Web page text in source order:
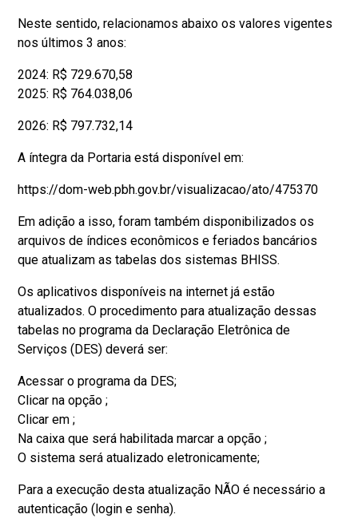
Neste sentido, relacionamos abaixo os valores vigentes
nos últimos 3 anos:
2024: R$ 729.670,58
2025: R$ 764.038,06
2026: R$ 797.732,14
A íntegra da Portaria está disponível em:
https://dom-web.pbh.gov.br/visualizacao/ato/475370
Em adição a isso, foram também disponibilizados os
arquivos de índices econômicos e feriados bancários
que atualizam as tabelas dos sistemas BHISS.
Os aplicativos disponíveis na internet já estão
atualizados. O procedimento para atualização dessas
tabelas no programa da Declaração Eletrônica de
Serviços (DES) deverá ser:
Acessar o programa da DES;
Clicar na opção ;
Clicar em ;
Na caixa que será habilitada marcar a opção ;
O sistema será atualizado eletronicamente;
Para a execução desta atualização NÃO é necessário a
autenticação (login e senha).